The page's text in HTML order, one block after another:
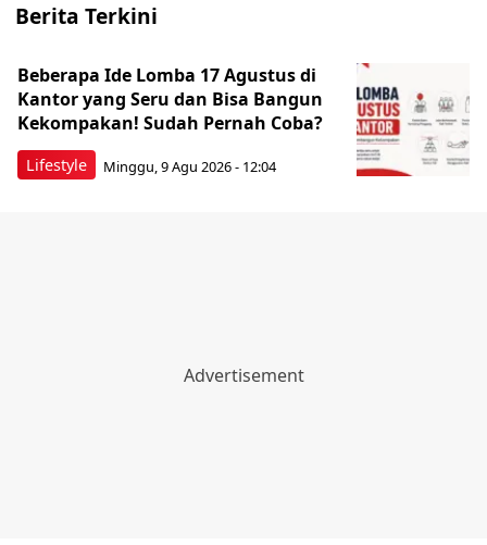
Berita Terkini
Lifestyle
Beberapa Ide Lomba 17 Agustus di
Kantor yang Seru dan Bisa Bangun
Kekompakan! Sudah Pernah Coba?
Minggu, 9 Agu 2026 - 12:04